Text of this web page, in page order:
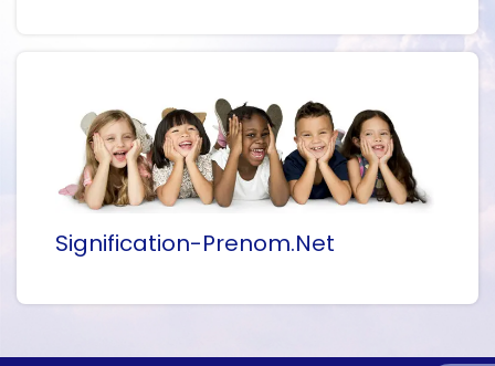
Signification-Prenom.net